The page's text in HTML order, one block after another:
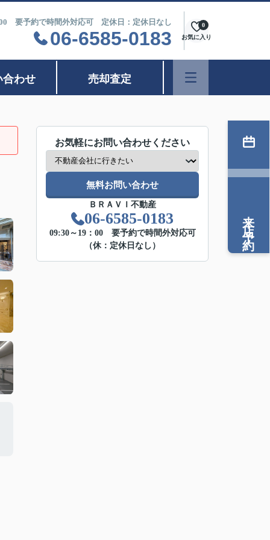
要予約で時間外対応可 定休日：定休日なし
06-6585-0183 お気に入り
0
合わせ 売却査定
お気軽にお問い合わせください
無料お問い合わせ
ＢＲＡＶＩ不動産
06-6585-0183
09:30～19：00 要予約で時間外対応可
（休：定休日なし）
来店予約